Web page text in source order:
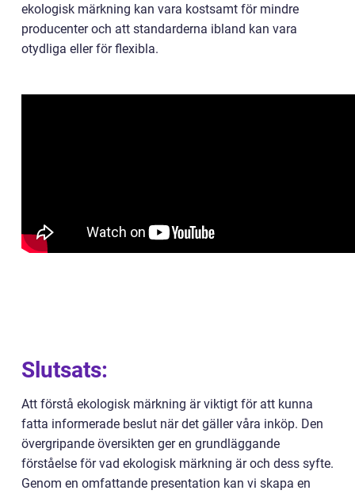
ekologisk märkning kan vara kostsamt för mindre
producenter och att standarderna ibland kan vara
otydliga eller för flexibla.
Slutsats:
Att förstå ekologisk märkning är viktigt för att kunna
fatta informerade beslut när det gäller våra inköp. Den
övergripande översikten ger en grundläggande
förståelse för vad ekologisk märkning är och dess syfte.
Genom en omfattande presentation kan vi skapa en